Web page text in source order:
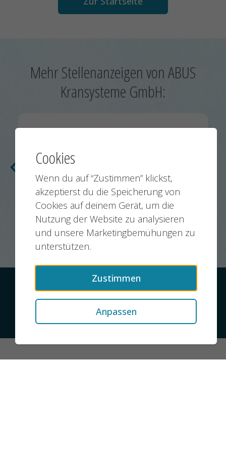
Mehr Stellenanzeigen von ABUS
Kransysteme GmbH:
Teamleiter (m/w) Elektromontage
Gummersbach
DatenschutzImpressum
© 2026 jobMIXER.de, alle Rechte vorbehalten
Cookies
Wenn du auf “Zustimmen” klickst,
akzeptierst du die Speicherung von
Cookies auf deinem Gerät, um die
Nutzung der Website zu analysieren
und unsere Marketingbemühungen zu
unterstützen.
Zustimmen
Anpassen